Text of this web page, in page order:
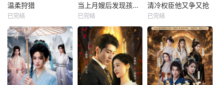
温柔狩猎
已完结
当上月嫂后发现孩子是我的
已完结
清冷权臣他又争又抢
已完结